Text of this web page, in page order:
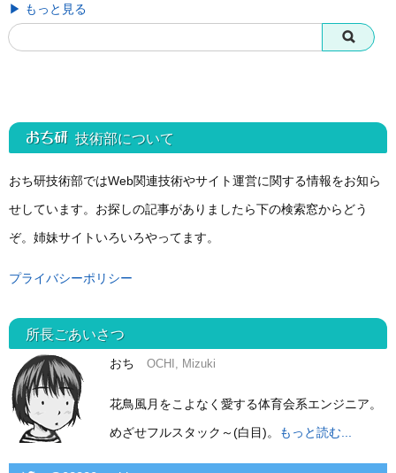
▶ もっと見る
おち研 技術部について
おち研技術部ではWeb関連技術やサイト運営に関する情報をお知ら
せしています。お探しの記事がありましたら下の検索窓からどう
ぞ。姉妹サイトいろいろやってます。
プライバシーポリシー
所長ごあいさつ
おち OCHI, Mizuki
花鳥風月をこよなく愛する体育会系エンジニア。
めざせフルスタック～(白目)。
もっと読む...